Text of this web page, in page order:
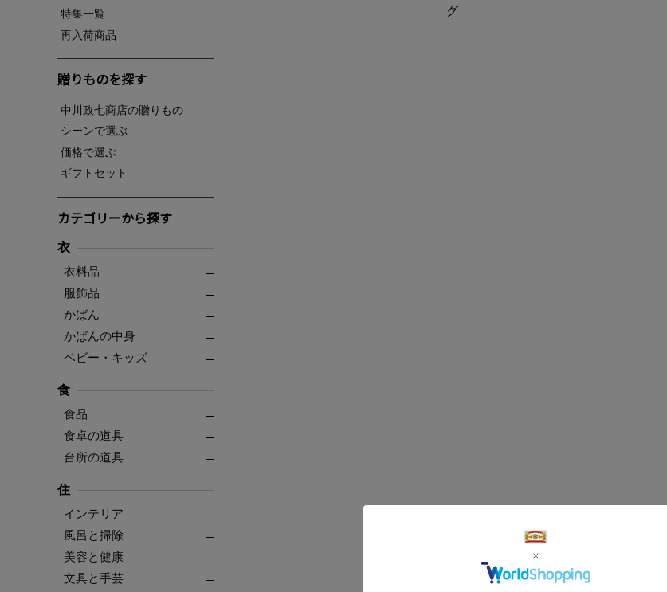
特集一覧
再入荷商品
贈りものを探す
中川政七商店の贈りもの
シーンで選ぶ
価格で選ぶ
ギフトセット
カテゴリーから探す
衣
衣料品
服飾品
かばん
かばんの中身
ベビー・キッズ
食
食品
食卓の道具
台所の道具
住
インテリア
風呂と掃除
美容と健康
文具と手芸
グ